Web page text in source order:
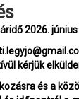
2026. június
kérjük
és a